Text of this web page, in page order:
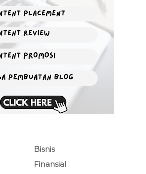
Bisnis
Finansial